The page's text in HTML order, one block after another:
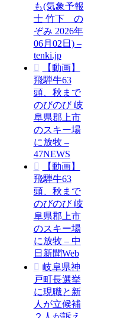
も(気象予報
士 竹下 の
ぞみ 2026年
06月02日) –
tenki.jp
【動画】
飛騨牛63
頭、秋まで
のびのび 岐
阜県郡上市
のスキー場
に放牧 –
47NEWS
【動画】
飛騨牛63
頭、秋まで
のびのび 岐
阜県郡上市
のスキー場
に放牧 – 中
日新聞Web
岐阜県神
戸町長選挙
に現職と新
人が立候補